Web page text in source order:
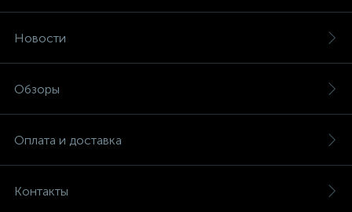
Новости
Обзоры
Оплата и доставка
Контакты